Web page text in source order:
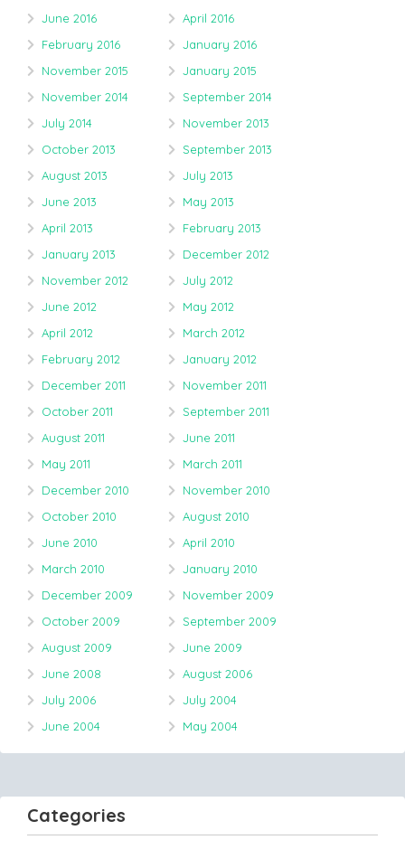
June 2016
April 2016
February 2016
January 2016
November 2015
January 2015
November 2014
September 2014
July 2014
November 2013
October 2013
September 2013
August 2013
July 2013
June 2013
May 2013
April 2013
February 2013
January 2013
December 2012
November 2012
July 2012
June 2012
May 2012
April 2012
March 2012
February 2012
January 2012
December 2011
November 2011
October 2011
September 2011
August 2011
June 2011
May 2011
March 2011
December 2010
November 2010
October 2010
August 2010
June 2010
April 2010
March 2010
January 2010
December 2009
November 2009
October 2009
September 2009
August 2009
June 2009
June 2008
August 2006
July 2006
July 2004
June 2004
May 2004
Categories